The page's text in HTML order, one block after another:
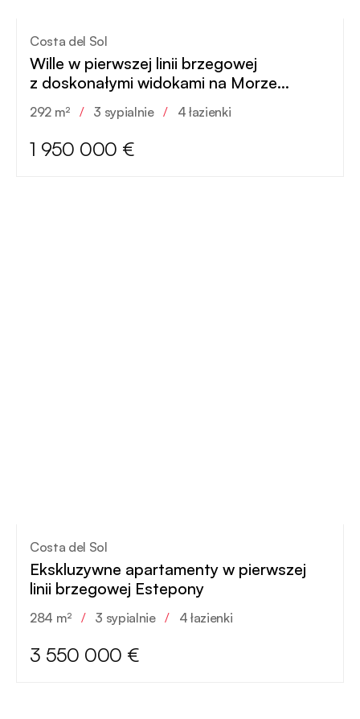
Costa del Sol
Wille w pierwszej linii brzegowej
z doskonałymi widokami na Morze
Śródziemne
292 m² / 3 sypialnie / 4 łazienki
1 950 000 €
Costa del Sol
Ekskluzywne apartamenty w pierwszej
linii brzegowej Estepony
284 m² / 3 sypialnie / 4 łazienki
3 550 000 €